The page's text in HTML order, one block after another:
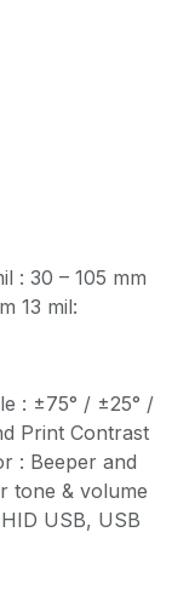
: 30 – 105 mm
13 mil:
: ±75° / ±25° /
Print Contrast
: Beeper and
tone & volume
USB, USB